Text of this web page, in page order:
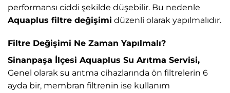
performansı ciddi şekilde düşebilir. Bu nedenle
Aquaplus filtre değişimi düzenli olarak yapılmalıdır.
Filtre Değişimi Ne Zaman Yapılmalı?
Sinanpaşa İlçesi Aquaplus Su Arıtma Servisi,
Genel olarak su arıtma cihazlarında ön filtrelerin 6
ayda bir, membran filtrenin ise kullanım